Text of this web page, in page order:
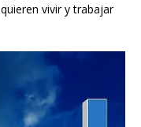
vivir y trabajar